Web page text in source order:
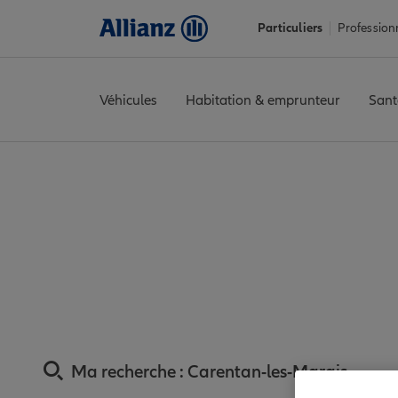
Particuliers
Véhicules Habitation & emprunteur
Ma recherche : Carentan-les-Marais